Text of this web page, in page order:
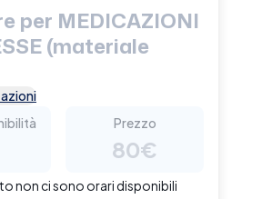
per MEDICAZIONI
(materiale
Prezzo
80€
non ci sono orari disponibili